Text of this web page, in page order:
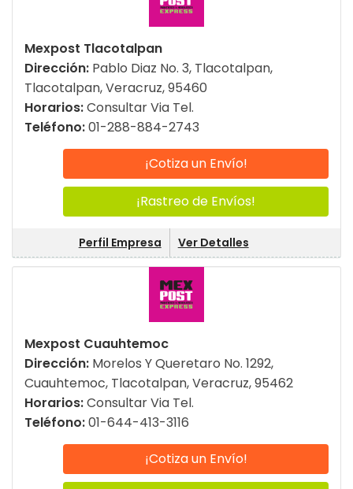
Mexpost Tlacotalpan
Dirección: Pablo Diaz No. 3, Tlacotalpan,
Tlacotalpan, Veracruz, 95460
Horarios:Consultar Via Tel.
Teléfono:01-288-884-2743
¡Cotiza un Envío!
¡Rastreo de Envíos!
Perfil Empresa Ver Detalles
Mexpost Cuauhtemoc
Dirección: Morelos Y Queretaro No. 1292,
Cuauhtemoc, Tlacotalpan, Veracruz, 95462
Horarios:Consultar Via Tel.
Teléfono:01-644-413-3116
¡Cotiza un Envío!